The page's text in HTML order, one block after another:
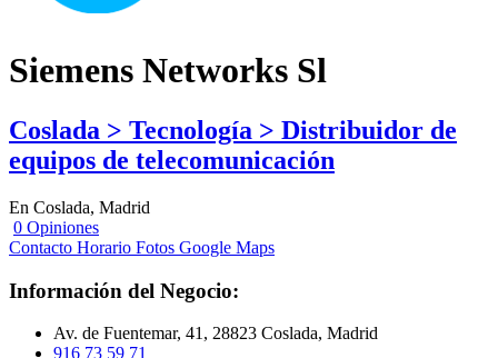
Siemens Networks Sl
Coslada > Tecnología > Distribuidor de
equipos de telecomunicación
En Coslada, Madrid
0 Opiniones
Contacto Horario Fotos Google Maps
Información del Negocio:
Av. de Fuentemar, 41, 28823 Coslada, Madrid
916 73 59 71